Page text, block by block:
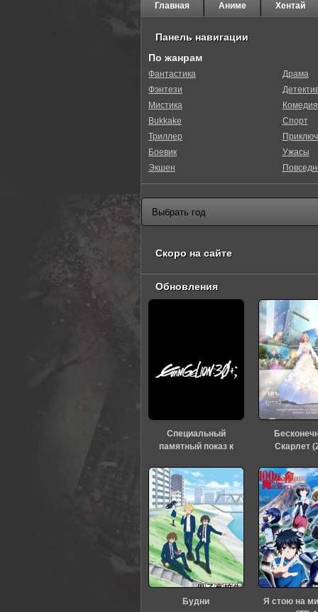
Главная Аниме Хентай
Панель навигации
По жанрам
Фантастика
Фэнтези
Мистика
Bukkake
Триллер
Боевик
Экшен
Драма
Комедия
Спорт
Ужасы
Скоро на сайте
Обновления
Специальный
памятный показ к
«Евангелиона» (2026)
Скарлет
Будни
Я стою на